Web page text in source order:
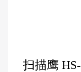
扫描鹰